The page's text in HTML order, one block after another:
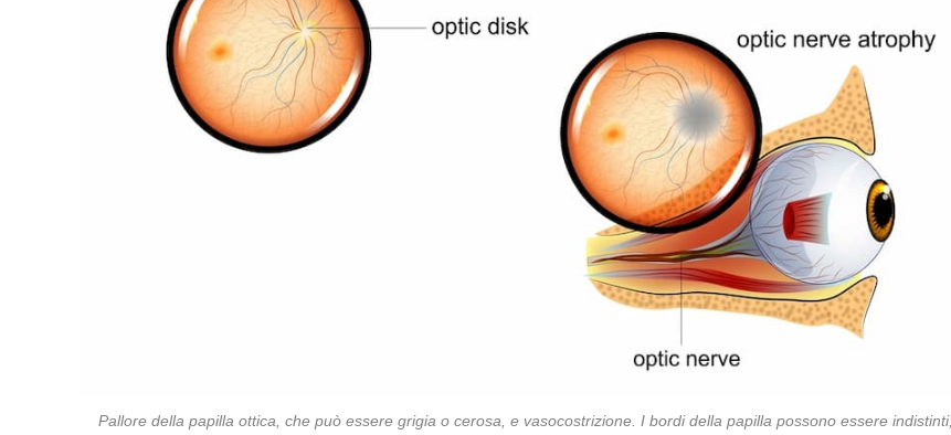
Pallore della papilla ottica, che può essere grigia o cerosa, e vasocostrizione. I bordi della papilla possono essere indistinti,